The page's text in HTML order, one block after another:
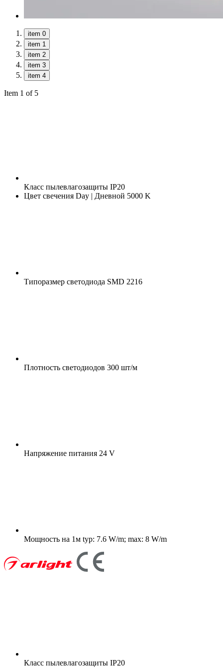
item 0
item 1
item 2
item 3
item 4
Item 1 of 5
Класс пылевлагозащиты IP20
Цвет свечения Day | Дневной 5000 K
Типоразмер светодиода SMD 2216
Плотность светодиодов 300 шт/м
Напряжение питания 24 V
Мощность на 1м typ: 7.6 W/m; max: 8 W/m
Класс пылевлагозащиты IP20